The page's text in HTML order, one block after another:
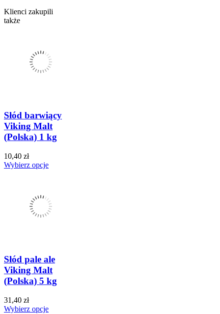
Klienci zakupili
także
Słód barwiący
Viking Malt
(Polska) 1 kg
10,40 zł
Wybierz opcje
Słód pale ale
Viking Malt
(Polska) 5 kg
31,40 zł
Wybierz opcje